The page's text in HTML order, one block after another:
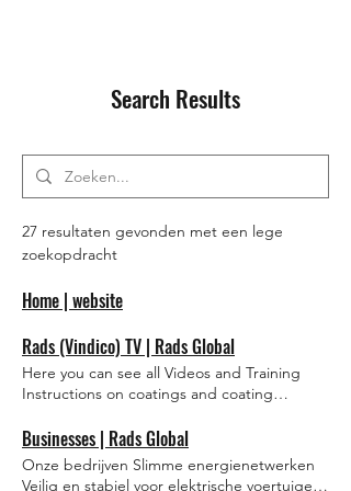
Search Results
27 resultaten gevonden met een lege
zoekopdracht
Home | website
Rads (Vindico) TV | Rads Global
Here you can see all Videos and Training
Instructions on coatings and coating
Coating for Glass Anti-soiling ARC coating
for PV Modules Rads Global Business
Netherlands Video afspelen Facebook
Businesses | Rads Global
Onze bedrijven Slimme energienetwerken
Veilig en stabiel voor elektrische voertuigen